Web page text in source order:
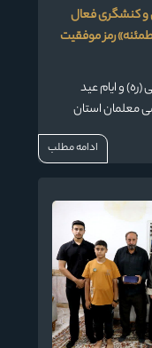
و کنشگری فعال
رمز موفقیت
(ره) و ایام عید
معلمان استان
نماینده
ادامه مطلب